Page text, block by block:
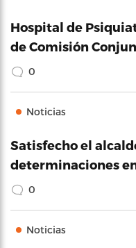
Hospital de
de Comisión
0
Noticias
Satisfecho el
determinaciones
0
Noticias